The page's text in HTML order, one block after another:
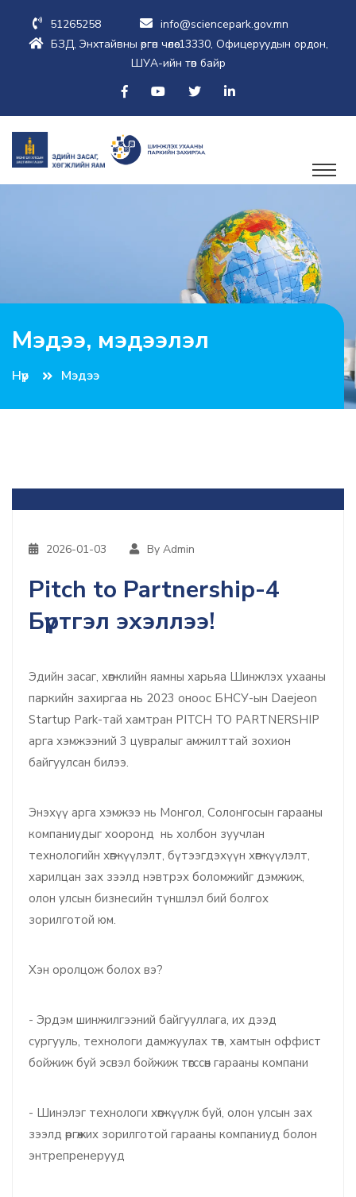
51265258
info@sciencepark.gov.mn
БЗД, Энхтайвны өргөн чөлөө-13330, Офицеруудын ордон,
ШУА-ийн төв байр
Мэдээ, мэдээлэл
Нүүр Мэдээ
2026-01-03 By Admin
Pitch to Partnership-4
Бүртгэл эхэллээ!
Эдийн засаг, хөгжлийн яамны харьяа Шинжлэх ухааны
паркийн захиргаа нь 2023 оноос БНСУ-ын Daejeon
Startup Park-тай хамтран PITCH TO PARTNERSHIP
арга хэмжээний 3 цувралыг амжилттай зохион
байгуулсан билээ.
Энэхүү арга хэмжээ нь Монгол, Солонгосын гарааны
компаниудыг хооронд нь холбон зуучлан
технологийн хөгжүүлэлт, бүтээгдэхүүн хөгжүүлэлт,
харилцан зах зээлд нэвтрэх боломжийг дэмжиж,
олон улсын бизнесийн түншлэл бий болгох
зорилготой юм.
Хэн оролцож болох вэ?
- Эрдэм шинжилгээний байгууллага, их дээд
сургууль, технологи дамжуулах төв, хамтын оффист
бойжиж буй эсвэл бойжиж төгссөн гарааны компани
- Шинэлэг технологи хөгжүүлж буй, олон улсын зах
зээлд өргөжих зорилготой гарааны компаниуд болон
энтрепренерууд